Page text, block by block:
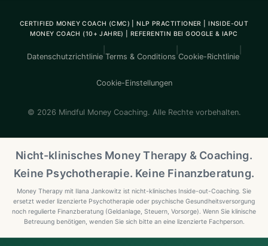
CERTIFIED MONEY COACH (CMC) | NLP PRACTITIONER | INSIDE-OUT
MONEY COACH (10+ JAHRE) | REFERENTIN BEI GOOGLE & IAPC
Datenschutzrichtlinie Terms & Conditions Cookie-Richtlinie
Cookie-Einstellungen
© 2026 Mindful Money Coaching. Alle Rechte vorbehalten.
Nicht-klinisches Money Therapy & Coaching.
Keine Psychotherapie. Keine Finanzberatung.
Money Therapy mit Ilana Jankowitz ist nicht-klinisches Inside-out-Coaching. Sie
ersetzt weder lizenzierte Psychotherapie oder psychische Gesundheitsversorgung
noch regulierte Finanzberatung (Geldanlage, Steuern, Vorsorge). Wenn Sie klinische
Betreuung benötigen, wenden Sie sich bitte an eine lizenzierte Fachperson.